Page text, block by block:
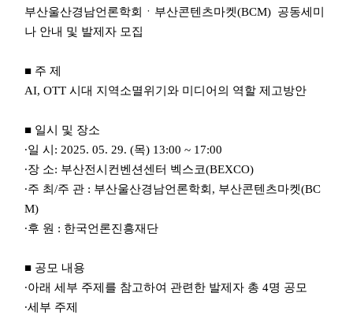
본문
부산울산경남언론학회ㆍ부산콘텐츠마켓(BCM) 공동세미
나 안내 및 발제자 모집
■ 주 제
AI, OTT 시대 지역소멸위기와 미디어의 역할 제고방안
■ 일시 및 장소
∙일 시: 2025. 05. 29. (목) 13:00 ~ 17:00
∙장 소: 부산전시컨벤션센터 벡스코(BEXCO)
∙주 최/주 관 : 부산울산경남언론학회, 부산콘텐츠마켓(BC
M)
∙후 원 : 한국언론진흥재단
■ 공모 내용
∙아래 세부 주제를 참고하여 관련한 발제자 총 4명 공모
∙세부 주제